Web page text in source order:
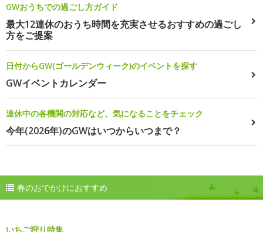
GWおうちでの過ごし方ガイド
最大12連休のおうち時間を充実させるおすすめの過ごし
方をご提案
日付からGW(ゴールデンウィーク)のイベントを探す
GWイベントカレンダー
連休中の各機関の対応など、気になることをチェック
今年(2026年)のGWはいつからいつまで？
春のおでかけにおすすめ
いちご狩り特集